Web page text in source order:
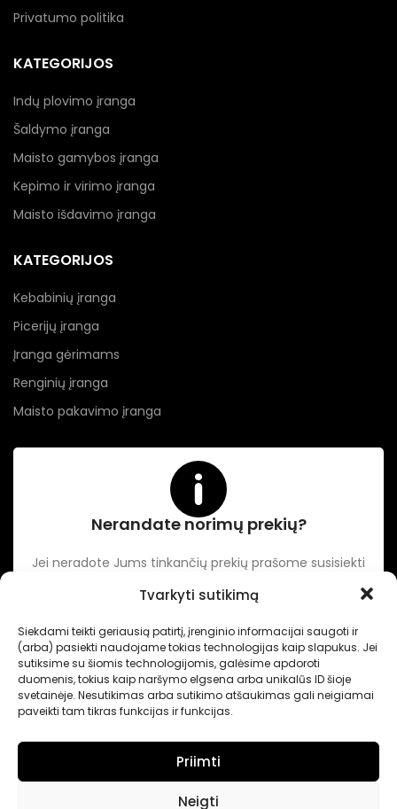
Tvarkyti sutikimą
Siekdami teikti geriausią patirtį, įrenginio informacijai saugoti ir
(arba) pasiekti naudojame tokias technologijas kaip slapukus. Jei
sutiksime su šiomis technologijomis, galėsime apdoroti
duomenis, tokius kaip naršymo elgsena arba unikalūs ID šioje
svetainėje. Nesutikimas arba sutikimo atšaukimas gali neigiamai
paveikti tam tikras funkcijas ir funkcijas.
Priimti
Neigti
Privatumo politika
KATEGORIJOS
Indų plovimo įranga
Šaldymo įranga
Maisto gamybos įranga
Kepimo ir virimo įranga
Maisto išdavimo įranga
KATEGORIJOS
Kebabinių įranga
Picerijų įranga
Įranga gėrimams
Renginių įranga
Maisto pakavimo įranga
Nerandate norimų prekių?
Jei neradote Jums tinkančių prekių prašome susisiekti
Intertechnika Sukurta pagal užsakymą - Dominykas Vitkauskas
Internetinių svetainių sprendimai